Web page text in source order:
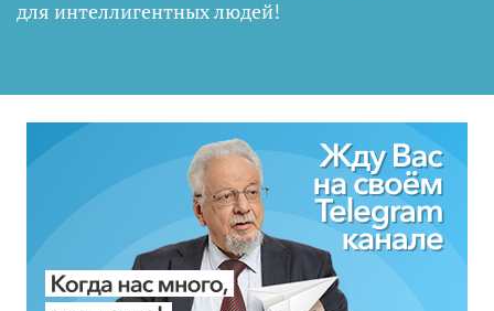
для интеллигентных людей!